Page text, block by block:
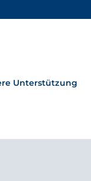
Unterstützung